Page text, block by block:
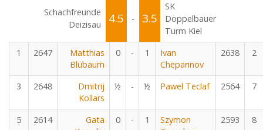
Schachfreunde
Deizisau
4.5 - 3.5
SK
Doppelbauer
Turm Kiel
1
2647
Matthias
Blübaum
0 - 1
Ivan
Cheparinov
2638 2
3 2648
Dmitrij
Kollars
½ - ½ Pawel Teclaf 2564 7
5 2614
Gata
0 - 1
Szymon
2593 8